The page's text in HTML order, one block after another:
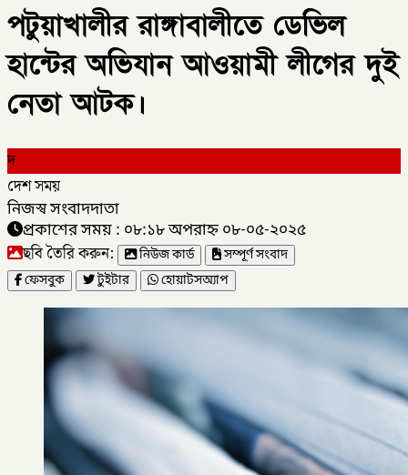
পটুয়াখালীর রাঙ্গাবালীতে ডেভিল
হান্টের অভিযান আওয়ামী লীগের দুই
নেতা আটক।
দ
দেশ সময়
নিজস্ব সংবাদদাতা
প্রকাশের সময় : ০৮:১৮ অপরাহ্ন ০৮-০৫-২০২৫
ছবি তৈরি করুন: নিউজ কার্ড
সম্পূর্ণ সংবাদ
ফেসবুক
টুইটার হোয়াটসঅ্যাপ